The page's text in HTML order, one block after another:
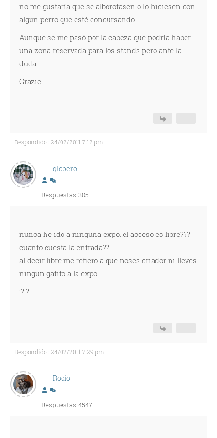
no me gustaría que se alborotasen o lo hiciesen con
algún perro que esté concursando.
Aunque se me pasó por la cabeza que podría haber
una zona reservada para los stands pero ante la
duda...
Grazie
Respondido : 24/02/2011 7:12 pm
globero
Respuestas: 305
nunca he ido a ninguna expo..el acceso es libre???
cuanto cuesta la entrada??
al decir libre me refiero a que noses criador ni lleves
ningun gatito a la expo..
:?:?
Respondido : 24/02/2011 7:29 pm
Rocio
Respuestas: 4547